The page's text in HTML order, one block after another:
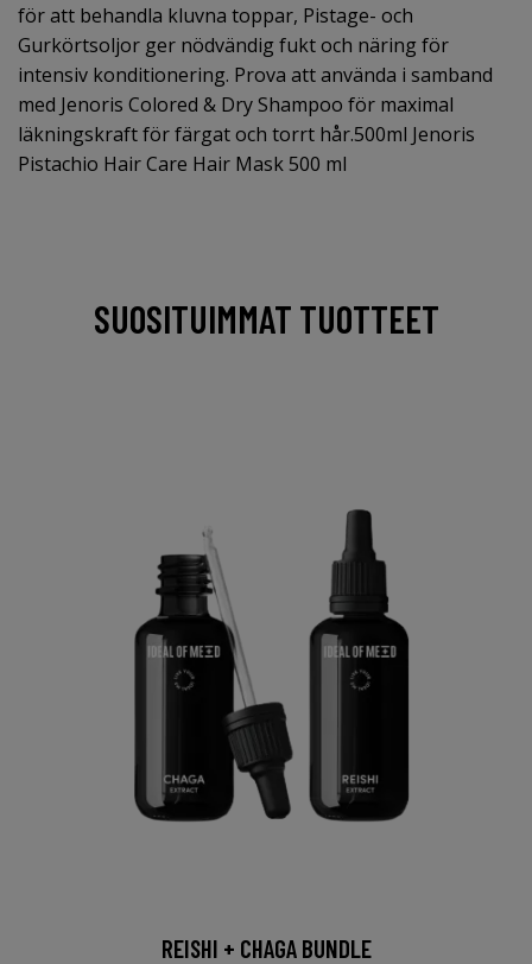
för att behandla kluvna toppar, Pistage- och
Gurkörtsoljor ger nödvändig fukt och näring för
intensiv konditionering. Prova att använda i samband
med Jenoris Colored & Dry Shampoo för maximal
läkningskraft för färgat och torrt hår.500ml Jenoris
Pistachio Hair Care Hair Mask 500 ml
SUOSITUIMMAT TUOTTEET
REISHI + CHAGA BUNDLE